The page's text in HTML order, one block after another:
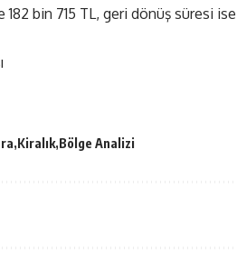
182 bin 715 TL, geri dönüş süresi ise
Kiralık Bölge Analizi